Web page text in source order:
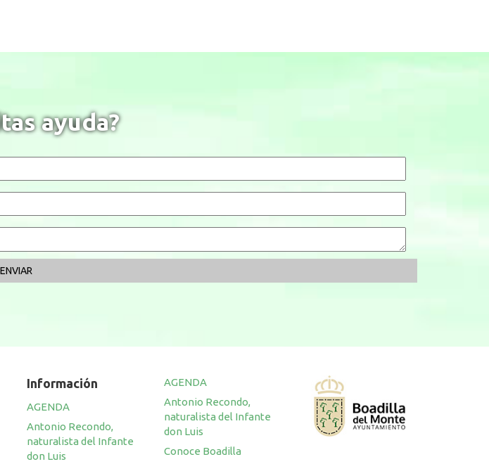
ayuda?
Información
AGENDA
Antonio Recondo,
naturalista del Infante
don Luis
AGENDA
Antonio Recondo,
naturalista del Infante
don Luis
Conoce Boadilla